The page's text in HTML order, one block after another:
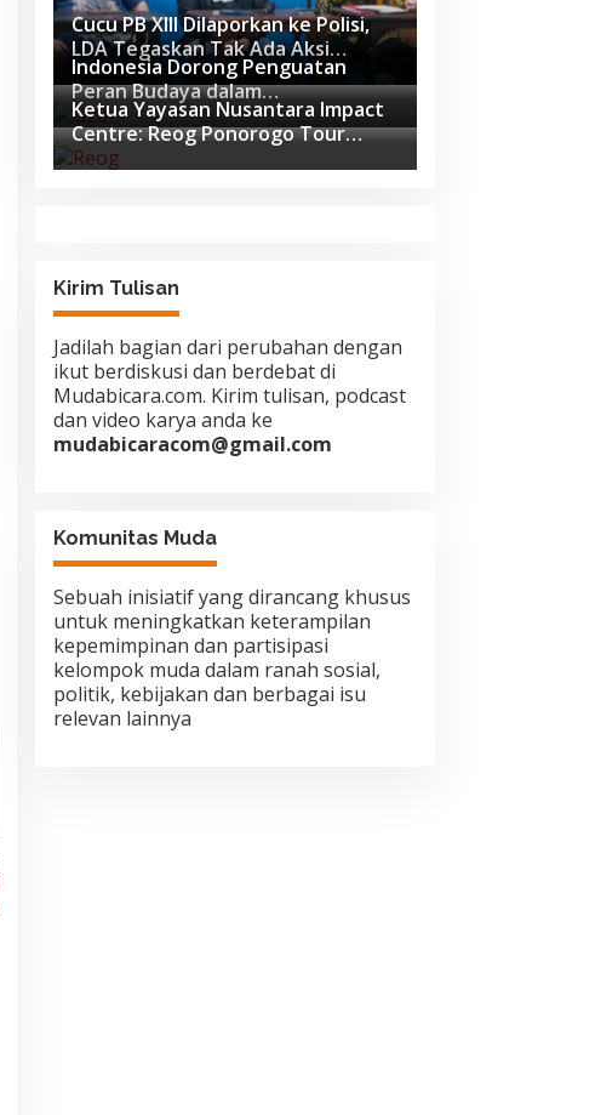
Cucu PB XIII Dilaporkan ke Polisi,
LDA Tegaskan Tak Ada Aksi
Pemukulan
Indonesia Dorong Penguatan
Peran Budaya dalam
Pembangunan Global di Forum G20
Afrika Selatan
Ketua Yayasan Nusantara Impact
Centre: Reog Ponorogo Tour
Europe adalah Langkah Strategis
Kirim Tulisan
Jadilah bagian dari perubahan dengan
ikut berdiskusi dan berdebat di
Mudabicara.com. Kirim tulisan, podcast
dan video karya anda ke
mudabicaracom@gmail.com
Komunitas Muda
Sebuah inisiatif yang dirancang khusus
untuk meningkatkan keterampilan
kepemimpinan dan partisipasi
kelompok muda dalam ranah sosial,
politik, kebijakan dan berbagai isu
relevan lainnya